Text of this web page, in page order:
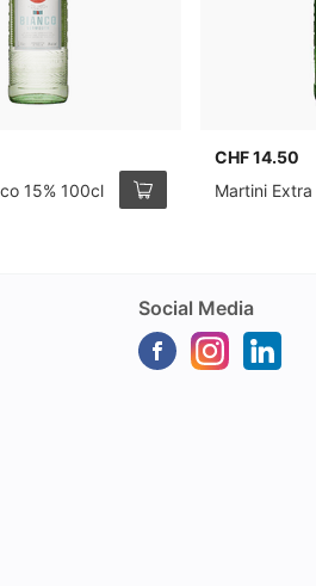
15% 100cl
CHF 14.50
Martini
Social Media